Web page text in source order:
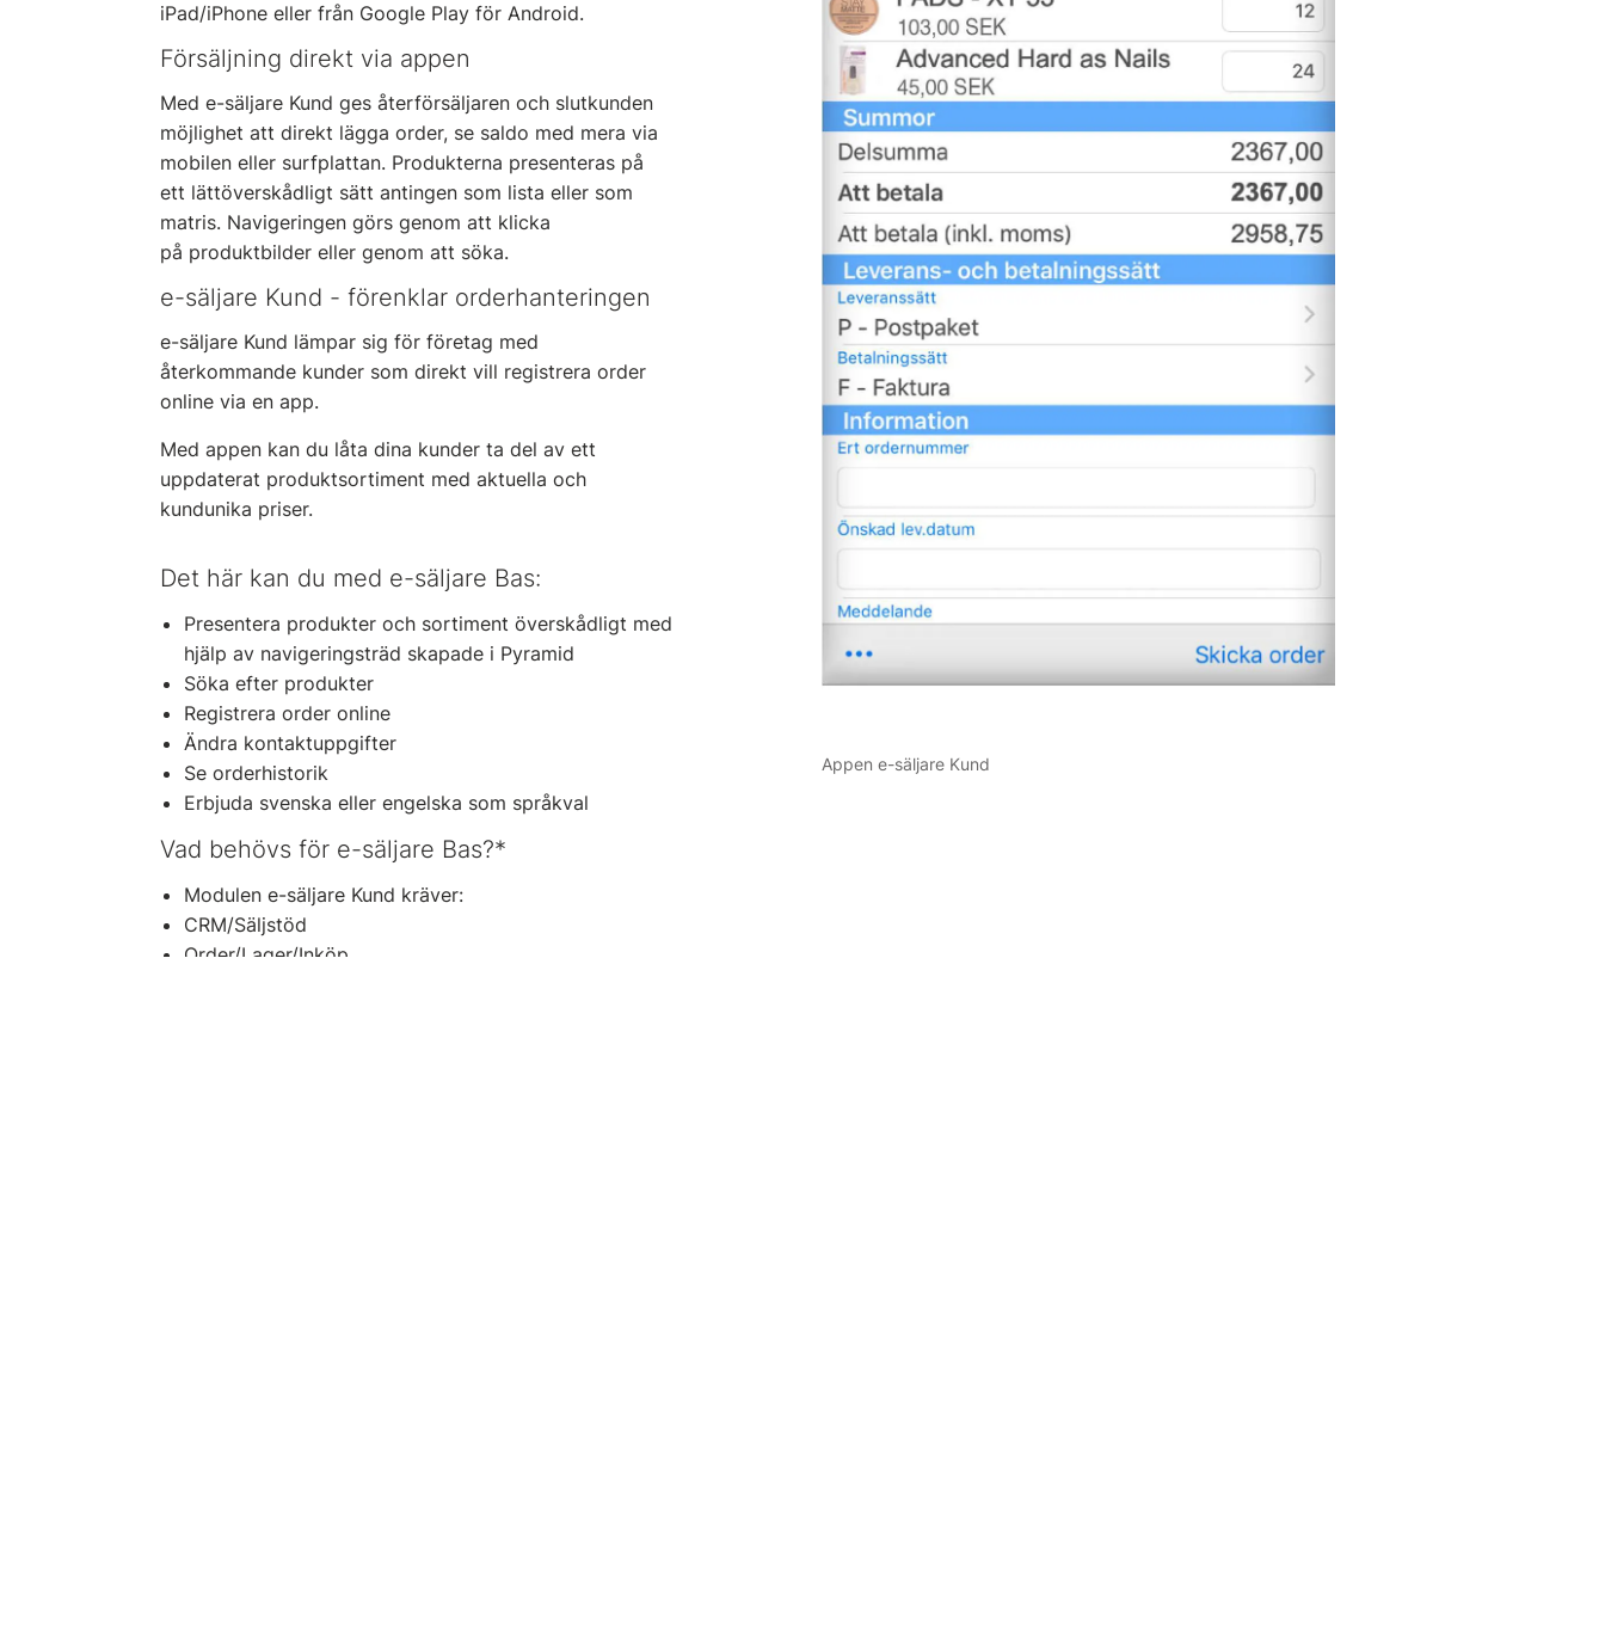
iPad/iPhone eller från Google Play för Android.
Försäljning direkt via appen
Med e-säljare Kund ges återförsäljaren och slutkunden
möjlighet att direkt lägga order, se saldo med mera via
mobilen eller surfplattan. Produkterna presenteras på
ett lättöverskådligt sätt antingen som lista eller som
matris. Navigeringen görs genom att klicka
på produktbilder eller genom att söka.
e-säljare Kund - förenklar orderhanteringen
e-säljare Kund lämpar sig för företag med
återkommande kunder som direkt vill registrera order
online via en app.
Med appen kan du låta dina kunder ta del av ett
uppdaterat produktsortiment med aktuella och
kundunika priser.
Det här kan du med e-säljare Bas:
Presentera produkter och sortiment överskådligt med
hjälp av navigeringsträd skapade i Pyramid
Söka efter produkter
Registrera order online
Ändra kontaktuppgifter
Se orderhistorik
Erbjuda svenska eller engelska som språkval
Vad behövs för e-säljare Bas?*
Modulen e-säljare Kund kräver:
CRM/Säljstöd
Order/Lager/Inköp
Appen e-säljare Kund